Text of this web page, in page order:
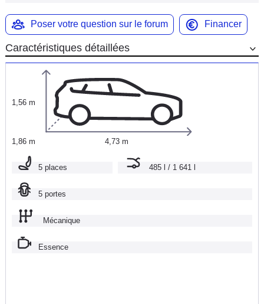
Marques
Poser votre question sur le forum Financer
Caractéristiques détaillées
1,56 m
1,86 m 4,73 m
5 places 485 l / 1 641 l
5 portes
Mécanique
Essence